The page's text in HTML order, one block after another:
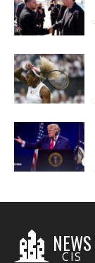
NEWS
CIS